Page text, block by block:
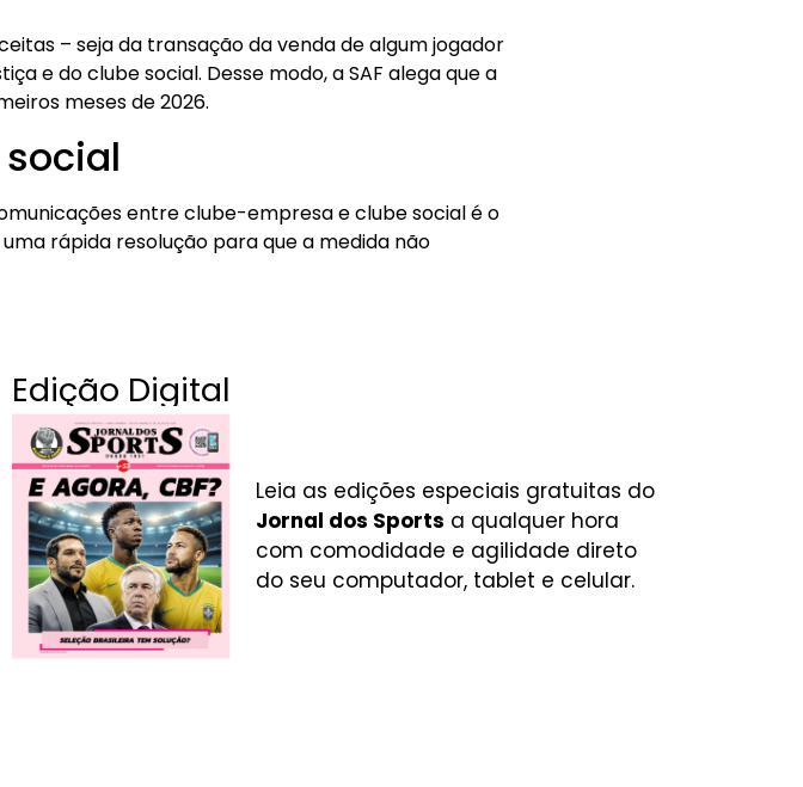
– seja da transação da venda de algum jogador
e do clube social. Desse modo, a SAF alega que a
meses de 2026.
entre clube-empresa e clube social é o
rápida resolução para que a medida não
Edição Digital
Leia as edições especiais gratuitas do
Jornal dos Sports a qualquer hora
com comodidade e agilidade direto
do seu computador, tablet e celular.